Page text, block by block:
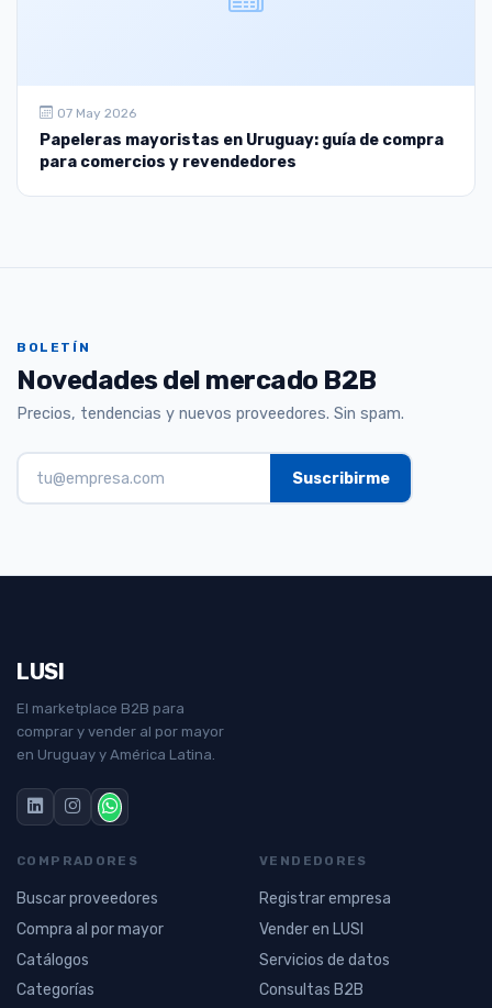
07 May 2026
Papeleras mayoristas en Uruguay: guía de compra
para comercios y revendedores
BOLETÍN
Novedades del mercado B2B
Precios, tendencias y nuevos proveedores. Sin spam.
LUSI
El marketplace B2B para
comprar y vender al por mayor
en Uruguay y América Latina.
COMPRADORES
Buscar proveedores
Compra al por mayor
Catálogos
Categorías
VENDEDORES
Registrar empresa
Vender en LUSI
Servicios de datos
Consultas B2B